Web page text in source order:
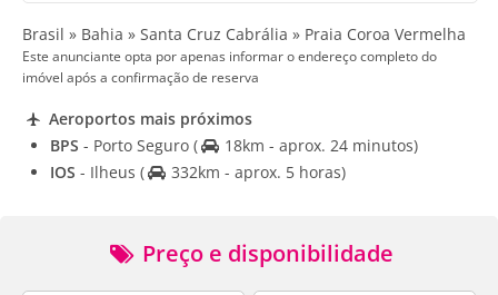
Brasil » Bahia » Santa Cruz Cabrália » Praia Coroa Vermelha
Este anunciante opta por apenas informar o endereço completo do
imóvel após a confirmação de reserva
Aeroportos mais próximos
BPS - Porto Seguro (
18km - aprox. 24 minutos)
IOS - Ilheus ( 332km - aprox. 5 horas)
Preço e disponibilidade